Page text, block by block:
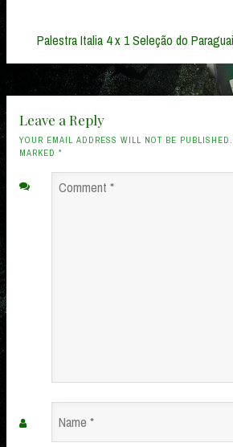
Palestra Italia 4 x 1 Seleção do
Leave a Reply
YOUR EMAIL ADDRESS WILL NOT BE
MARKED *
Comment
Name